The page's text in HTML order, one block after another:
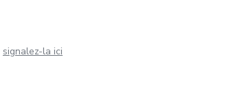
signalez-la ici